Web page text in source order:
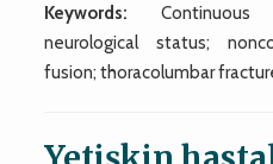
Keywords: Continuous
neurological status;
fusion; thoracolumbar